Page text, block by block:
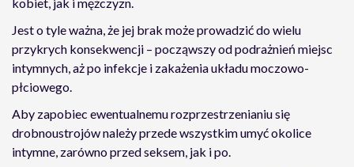
Jest o tyle ważna, że jej brak może prowadzić do wielu
przykrych konsekwencji – począwszy od podrażnień miejsc
intymnych, aż po infekcje i zakażenia układu moczowo-
płciowego.
Aby zapobiec ewentualnemu rozprzestrzenianiu się
drobnoustrojów należy przede wszystkim umyć okolice
intymne, zarówno przed seksem, jak i po.